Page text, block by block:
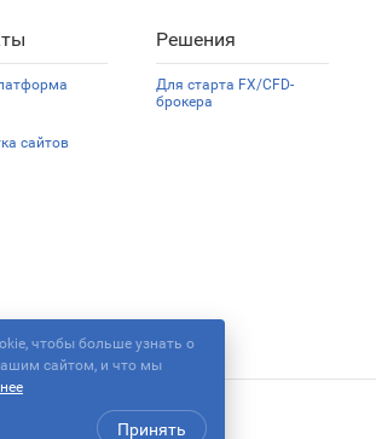
чтобы больше узнать о
сайтом, и что мы
Принять
сайтов
Решения
Для старта FX/CFD-
брокера